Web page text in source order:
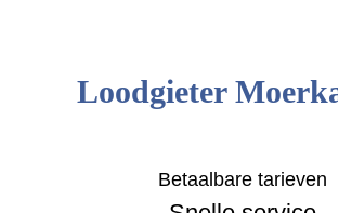
Loodgieter
Betaalbare tarieven